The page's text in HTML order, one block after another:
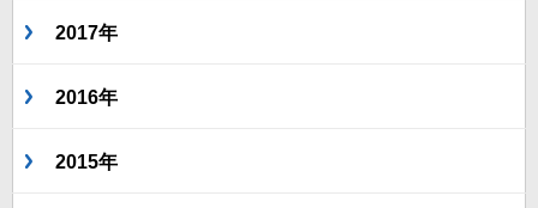
2017年
2016年
2015年